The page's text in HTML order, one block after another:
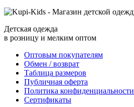
Детская одежда
в розницу и мелким оптом
Оптовым покупателям
Обмен / возврат
Таблица размеров
Публичная оферта
Политика конфиденциальности
Сертификаты